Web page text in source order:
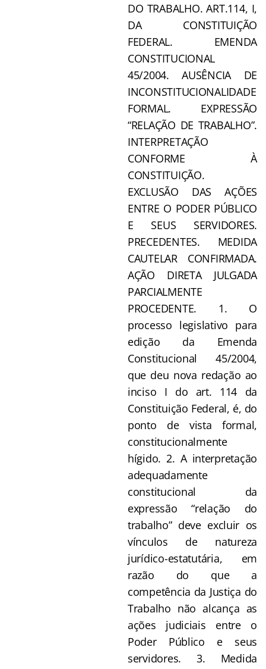
DO TRABALHO. ART.114, I,
DA CONSTITUIÇÃO
FEDERAL. EMENDA
CONSTITUCIONAL
45/2004. AUSÊNCIA DE
INCONSTITUCIONALIDADE
FORMAL. EXPRESSÃO
“RELAÇÃO DE TRABALHO”.
INTERPRETAÇÃO
CONFORME À
CONSTITUIÇÃO.
EXCLUSÃO DAS AÇÕES
ENTRE O PODER PÚBLICO
E SEUS SERVIDORES.
PRECEDENTES. MEDIDA
CAUTELAR CONFIRMADA.
AÇÃO DIRETA JULGADA
PARCIALMENTE
PROCEDENTE. 1. O
processo legislativo para
edição da Emenda
Constitucional 45/2004,
que deu nova redação ao
inciso I do art. 114 da
Constituição Federal, é, do
ponto de vista formal,
constitucionalmente
hígido. 2. A interpretação
adequadamente
constitucional da
expressão “relação do
trabalho” deve excluir os
vínculos de natureza
jurídico-estatutária, em
razão do que a
competência da Justiça do
Trabalho não alcança as
ações judiciais entre o
Poder Público e seus
servidores. 3. Medida